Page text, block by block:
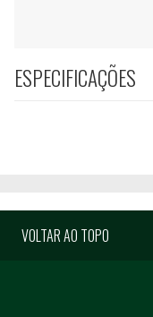
ESPECIFICAÇÕES
VOLTAR AO TOPO